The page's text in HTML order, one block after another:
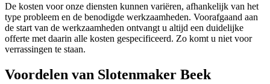
De kosten voor onze diensten kunnen variëren, afhankelijk van het
type probleem en de benodigde werkzaamheden. Voorafgaand aan
de start van de werkzaamheden ontvangt u altijd een duidelijke
offerte met daarin alle kosten gespecificeerd. Zo komt u niet voor
verrassingen te staan.
Voordelen van Slotenmaker Beek